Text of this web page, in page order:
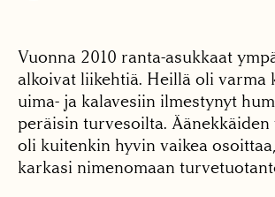
Vuonna 2010 ranta-asukkaat
alkoivat liikehtiä. Heillä oli varma
uima- ja kalavesiin ilmestynyt
peräisin turvesoilta.
oli kuitenkin hyvin vaikea
karkasi nimenomaan